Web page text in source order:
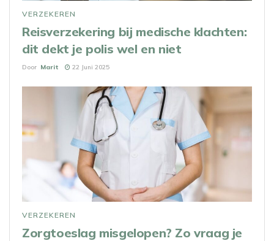
VERZEKEREN
Reisverzekering bij medische klachten:
dit dekt je polis wel en niet
Door Marit 22 Juni 2025
VERZEKEREN
Zorgtoeslag misgelopen? Zo vraag je